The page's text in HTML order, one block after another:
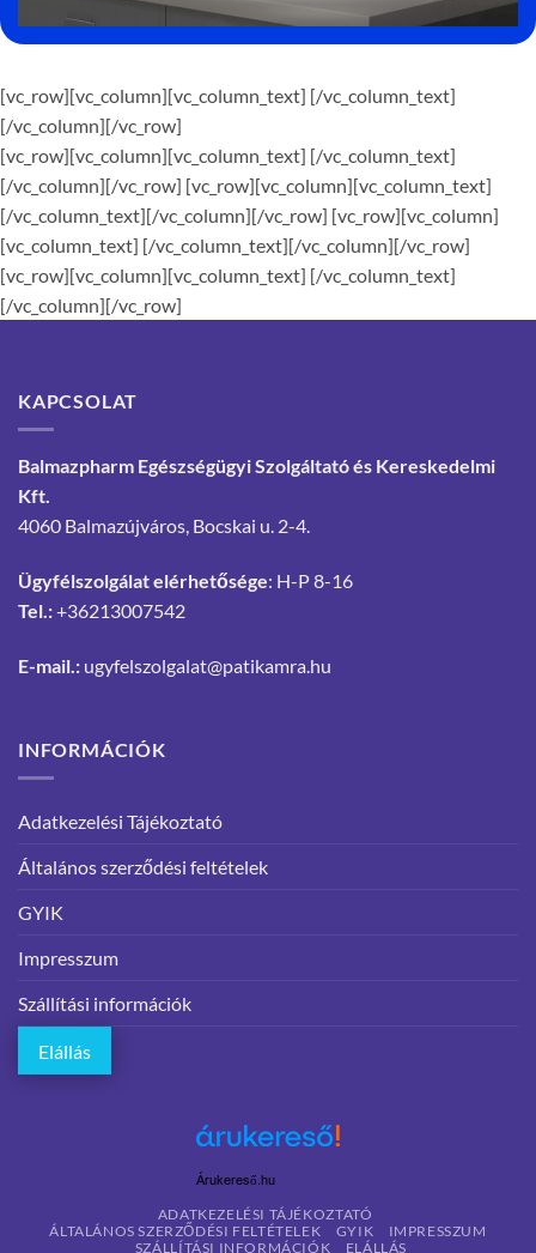
[vc_row][vc_column][vc_column_text] [/vc_column_text]
[/vc_column][/vc_row]
Mostbet
Polska
[vc_row][vc_column][vc_column_text] [/vc_column_text]
[/vc_column][/vc_row] [vc_row][vc_column][vc_column_text]
[/vc_column_text][/vc_column][/vc_row] [vc_row][vc_column]
[vc_column_text] [/vc_column_text][/vc_column][/vc_row]
[vc_row][vc_column][vc_column_text] [/vc_column_text]
[/vc_column][/vc_row]
KAPCSOLAT
Balmazpharm Egészségügyi Szolgáltató és Kereskedelmi
Kft.
4060 Balmazújváros, Bocskai u. 2-4.
Ügyfélszolgálat elérhetősége: H-P 8-16
Tel.:+36213007542
E-mail.: ugyfelszolgalat@patikamra.hu
INFORMÁCIÓK
Adatkezelési Tájékoztató
Általános szerződési feltételek
GYIK
Impresszum
Szállítási információk
Elállás
Árukereső.hu
ADATKEZELÉSI TÁJÉKOZTATÓ
ÁLTALÁNOS SZERZŐDÉSI FELTÉTELEK
GYIK
IMPRESSZUM
SZÁLLÍTÁSI INFORMÁCIÓK
ELÁLLÁS